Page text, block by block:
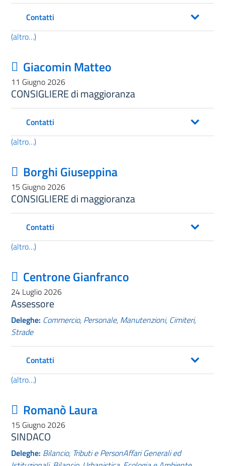
Contatti
(altro…)
Giacomin Matteo
11 Giugno 2026
CONSIGLIERE di maggioranza
Contatti
(altro…)
Borghi Giuseppina
15 Giugno 2026
CONSIGLIERE di maggioranza
Contatti
(altro…)
Centrone Gianfranco
24 Luglio 2026
Assessore
Deleghe: Commercio, Personale, Manutenzioni, Cimiteri,
Strade
Contatti
(altro…)
Romanò Laura
15 Giugno 2026
SINDACO
Deleghe: Bilancio, Tributi e PersonAffari Generali ed